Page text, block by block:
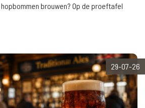
brouwen? Op de proeftafel
29-07-26